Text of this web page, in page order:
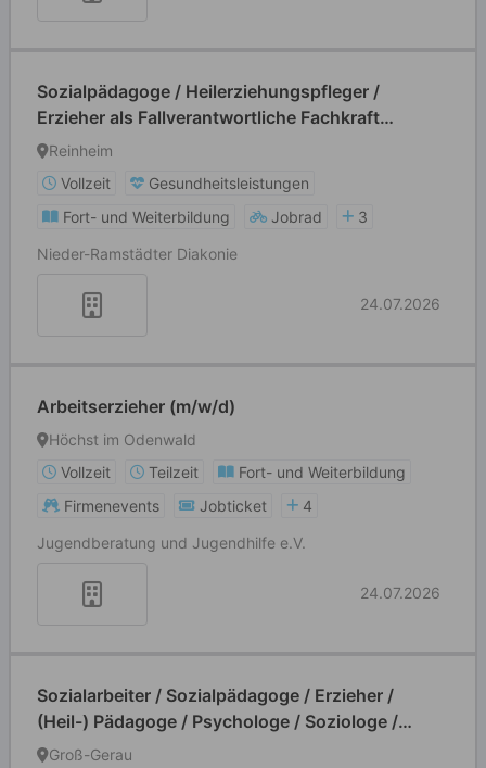
Sozialpädagoge / Heilerziehungspfleger /
Erzieher als Fallverantwortliche Fachkraft
(m/w/d) Tagesstätte Reinheim Ueberau
Reinheim
Vollzeit
Gesundheitsleistungen
Fort- und Weiterbildung
Jobrad
3
Nieder-Ramstädter Diakonie
24.07.2026
Arbeitserzieher (m/w/d)
Höchst im Odenwald
Vollzeit
Teilzeit
Fort- und Weiterbildung
Firmenevents
Jobticket
4
Jugendberatung und Jugendhilfe e.V.
24.07.2026
Sozialarbeiter / Sozialpädagoge / Erzieher /
(Heil-) Pädagoge / Psychologe / Soziologe /
Heilerziehungs-/ Altenpfleger (m/w/d/k.A.)
Groß-Gerau